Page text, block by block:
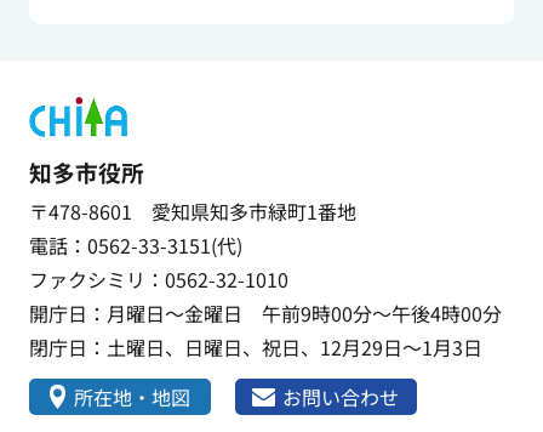
知多市役所
〒478-8601 愛知県知多市緑町1番地
電話：0562-33-3151(代)
ファクシミリ：0562-32-1010
開庁日：月曜日～金曜日 午前9時00分～午後4時00分
閉庁日：土曜日、日曜日、祝日、12月29日～1月3日
所在地・地図
お問い合わせ